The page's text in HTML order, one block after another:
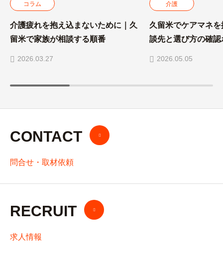
コラム
介護疲れを抱え込まないために｜久
留米で家族が相談する順番
2026.03.27
介護
久留米でケアマネ
談先と選び方の確認
2026.05.05
CONTACT
問合せ・取材依頼
RECRUIT
求人情報